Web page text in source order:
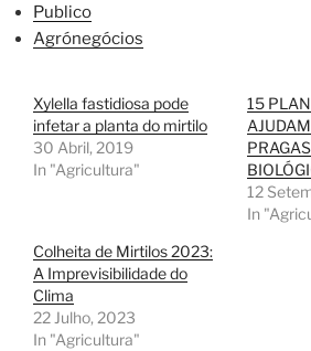
Publico
Agrónegócios
Xylella fastidiosa pode
infetar a planta do mirtilo
30 Abril, 2019
In "Agricultura"
15
12
In
Colheita de Mirtilos 2023:
A Imprevisibilidade do
Clima
22 Julho, 2023
In "Agricultura"